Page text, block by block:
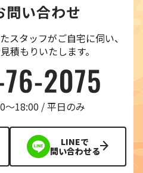
問い合わせ
スタッフがご自宅に伺い、
積もりいたします。
〜18:00 / 平日のみ
LINEで
問い合わせる